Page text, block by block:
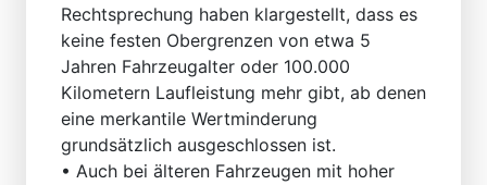
Rechtsprechung haben klargestellt, dass es
keine festen Obergrenzen von etwa 5
Jahren Fahrzeugalter oder 100.000
Kilometern Laufleistung mehr gibt, ab denen
eine merkantile Wertminderung
grundsätzlich ausgeschlossen ist.
• Auch bei älteren Fahrzeugen mit hoher